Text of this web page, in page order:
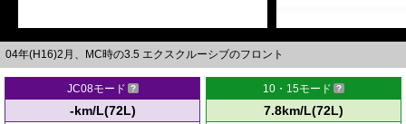
04年(H16)2月、MC時の3.5 エクスクルーシブのフロント
JC08モード
-km/L(72L)
10・15モード
7.8km/L(72L)